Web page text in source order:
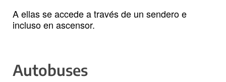
A ellas se accede a través de un sendero e
incluso en ascensor.
Autobuses